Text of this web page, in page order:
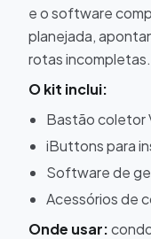
e o software
planejada,
rotas incompletas.
O kit inclui:
Bastão coletor
iButtons para
Software de
Acessórios de
Onde usar: